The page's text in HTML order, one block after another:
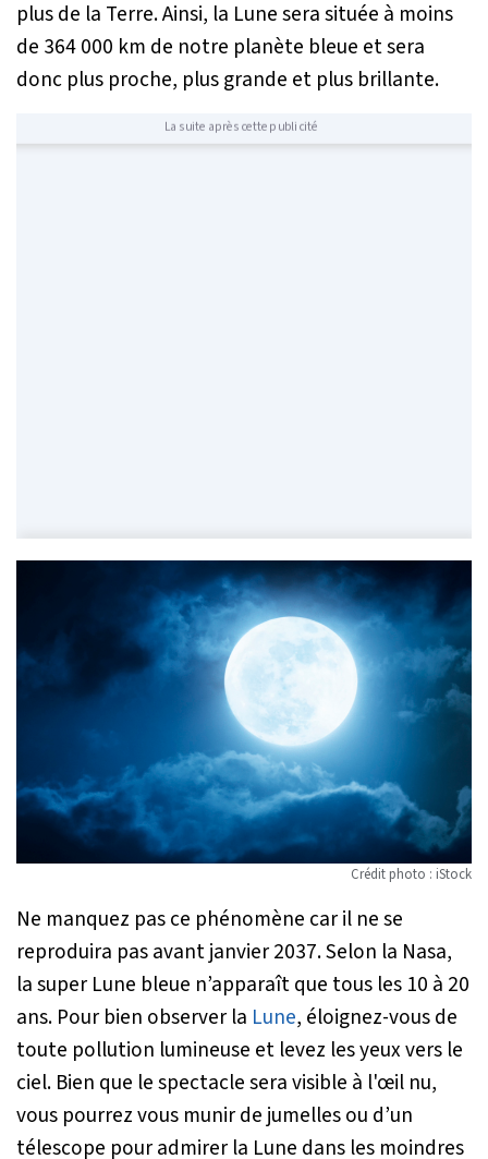
plus de la Terre. Ainsi, la Lune sera située à moins
de 364 000 km de notre planète bleue et sera
donc plus proche, plus grande et plus brillante.
La suite après cette publicité
Crédit photo : iStock
Ne manquez pas ce phénomène car il ne se
reproduira pas avant janvier 2037. Selon la Nasa,
la super Lune bleue n’apparaît que tous les 10 à 20
ans. Pour bien observer la Lune, éloignez-vous de
toute pollution lumineuse et levez les yeux vers le
ciel. Bien que le spectacle sera visible à l'œil nu,
vous pourrez vous munir de jumelles ou d’un
télescope pour admirer la Lune dans les moindres